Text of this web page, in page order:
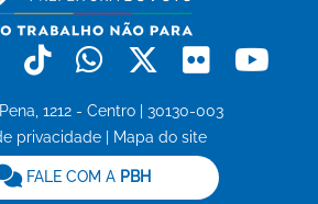
LinkedinTiktokWhatsapp
X Flickr
1212 - Centro | 30130-003
privacidade
Mapa do site
FALE COM A PBH